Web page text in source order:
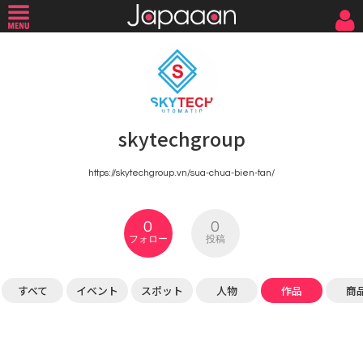
skytechgroup
https://skytechgroup.vn/sua-chua-bien-tan/
0
フォロー
0
投稿
すべて イベント スポット 人物 作品 商